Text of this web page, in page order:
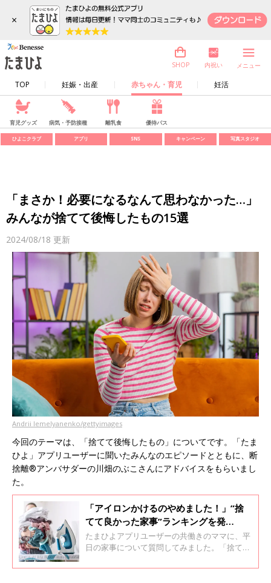
×
TOP 妊娠・出産 赤ちゃん・育児 妊活
SHOP 内祝い メニュー
育児グッズ 病気・予防接種 離乳食 優待パス
ひよこクラブ アプリ SNS キャンペーン 写真スタジオ
「まさか！必要になるなんて思わなかった…」
みんなが捨てて後悔したもの15選
2024/08/18 更新
Andrii Iemelyanenko/gettyimages
今回のテーマは、「捨てて後悔したもの」についてです。「たま
ひよ」アプリユーザーに聞いたみんなのエピソードとともに、断
捨離®アンバサダーの川畑のぶこさんにアドバイスをもらいまし
た。
「アイロンかけるのやめました！」”捨
てて良かった家事”ランキングを発
表！ 共働き夫婦の家事事情は「毎日ち
ょこちょこ派」と「まとめてやる派」の
たまひよアプリユーザーの共働きのママに、平
日の家事について質問してみました。「捨てて
る」、「平日の料理へのこだわり」、「平日の